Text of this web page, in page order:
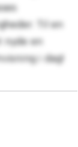
Til en
en
i dag!